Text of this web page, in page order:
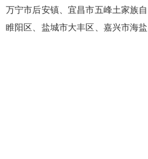
万宁市后安镇、宜昌市五峰土家族
睢阳区、盐城市大丰区、嘉兴市海